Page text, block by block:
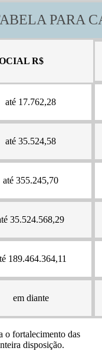
PARA
R$
até 17.762,28
até 35.524,58
até 355.245,70
35.524.568,29
189.464.364,11
em diante
o fortalecimento das
disposição.